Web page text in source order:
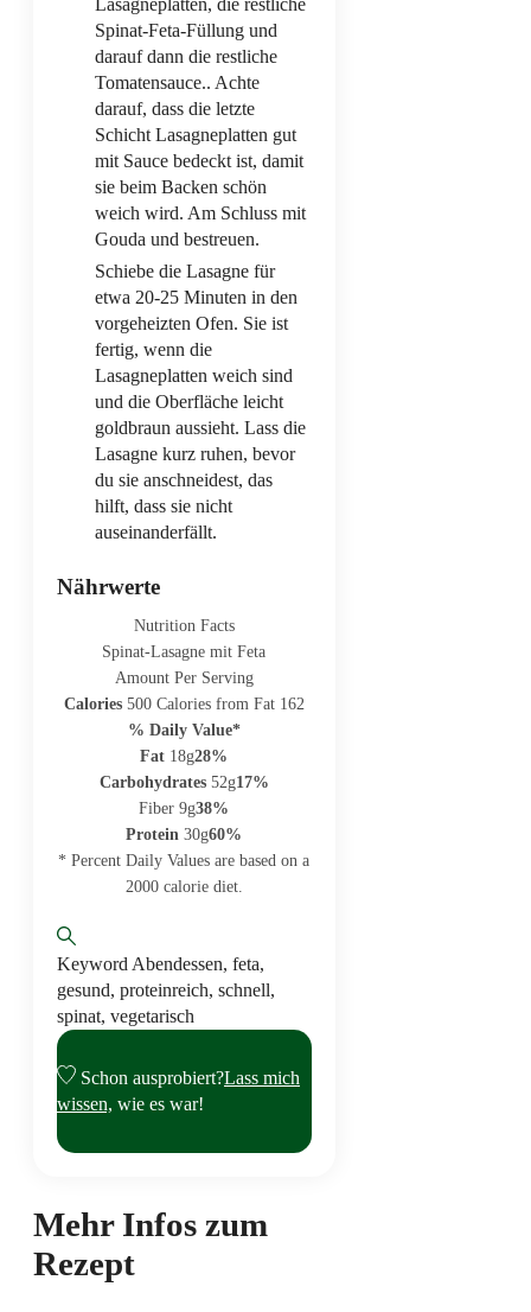
Lasagneplatten, die restliche
Spinat-Feta-Füllung und
darauf dann die restliche
Tomatensauce.. Achte
darauf, dass die letzte
Schicht Lasagneplatten gut
mit Sauce bedeckt ist, damit
sie beim Backen schön
weich wird. Am Schluss mit
Gouda und bestreuen.
Schiebe die Lasagne für
etwa 20-25 Minuten in den
vorgeheizten Ofen. Sie ist
fertig, wenn die
Lasagneplatten weich sind
und die Oberfläche leicht
goldbraun aussieht. Lass die
Lasagne kurz ruhen, bevor
du sie anschneidest, das
hilft, dass sie nicht
auseinanderfällt.
Nährwerte
Nutrition Facts
Spinat-Lasagne mit Feta
Amount Per Serving
Calories500 Calories from Fat 162
% Daily Value*
Fat 18g28%
Carbohydrates52g17%
Fiber 9g38%
Protein 30g60%
* Percent Daily Values are based on a
2000 calorie diet.
Keyword Abendessen, feta,
gesund, proteinreich, schnell,
spinat, vegetarisch
Schon ausprobiert?Lass mich
wissen, wie es war!
Mehr Infos zum
Rezept